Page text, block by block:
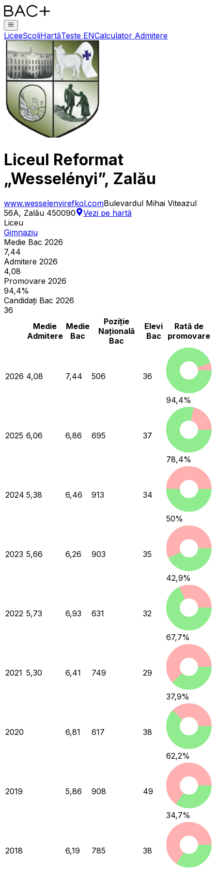
LiceeȘcoliHartăTeste ENCalculator Admitere
Liceul Reformat
„Wesselényi”, Zalău
www.wesselenyirefkol.comBulevardul Mihai Viteazul
56A, Zalău 450090
Vezi pe hartă
Liceu
Gimnaziu
Medie Bac 2026
7,44
Admitere 2026
4,08
Promovare 2026
94,4%
Candidați Bac 2026
36
Medie
Admitere
Medie
Bac
Poziție
Națională
Bac
Elevi
Bac
Rată de
promovare
2026 4,08 7,44 506 36
94,4%
2025 6,06 6,86 695 37
78,4%
2024 5,38 6,46 913 34
50%
2023 5,66 6,26 903 35
42,9%
2022 5,73 6,93 631 32
67,7%
2021 5,30 6,41 749 29
37,9%
2020 6,81 617 38
62,2%
2019 5,86 908 49
34,7%
2018 6,19 785 38